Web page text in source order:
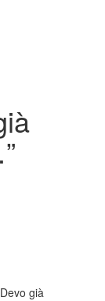
già